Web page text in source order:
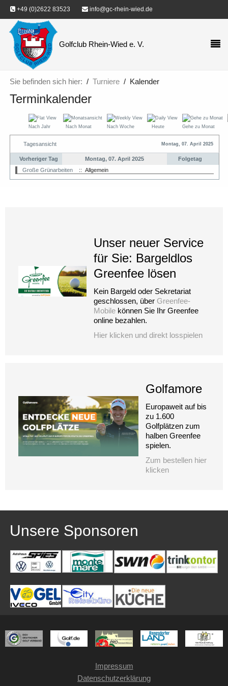
+49 (0)2622 83523 info@gc-rhein-wied.de
Golfclub Rhein-Wied e. V.
Sie befinden sich hier: Turniere Kalender
Terminkalender
Nach Jahr Nach Monat Nach Woche Heute Gehe zu Monat
Tagesansicht Montag, 07. April 2025
Vorheriger Tag Montag, 07. April 2025
Folgetag
Große Grünarbeiten
:: Allgemein
Unser neuer Service
für Sie: Bargeldlos
Greenfee lösen
Kein Bargeld oder Sekretariat
geschlossen, über Greenfee-
Mobile können Sie Ihr Greenfee
online bezahlen.
Hier klicken und direkt losspielen
Golfamore
Europaweit auf bis
zu 1.600
Golfplätzen zum
halben Greenfee
spielen.
Zum bestellen hier
klicken
Unsere Sponsoren
Impressum
Datenschutzerklärung